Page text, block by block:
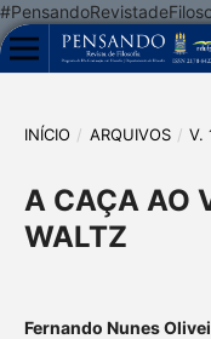
INÍCIO / ARQUIVOS / V.
A CAÇA AO
WALTZ
Fernando Nunes